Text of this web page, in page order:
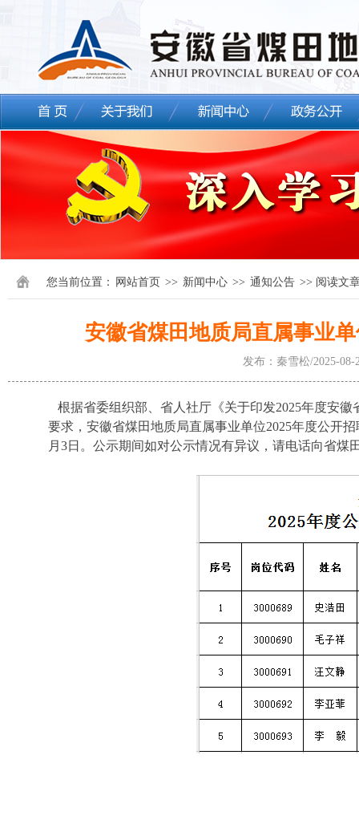
您当前位置： 网站首页 >> 新闻中心 >> 通知公告 >> 阅读文
安徽省煤田地质局直属事业
发布：秦雪松/2025-
根据省委组织部、省人社厅《关于印发2025年度安
要求，安徽省煤田地质局直属事业单位2025年度公开
月3日。公示期间如对公示情况有异议，请电话向省煤